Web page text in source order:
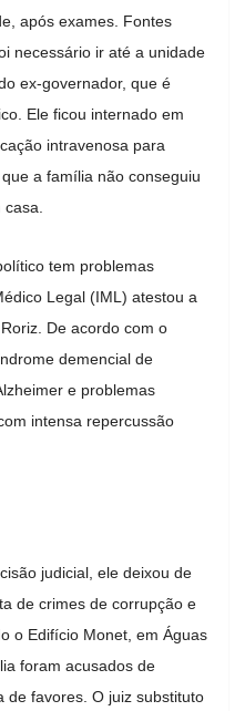
após exames. Fontes
necessário ir até a unidade
ex-governador, que é
Ele ficou internado em
intravenosa para
a família não conseguiu
tem problemas
Legal (IML) atestou a
De acordo com o
demencial de
e problemas
intensa repercussão
judicial, ele deixou de
de crimes de corrupção e
o Edifício Monet, em Águas
foram acusados de
de favores. O juiz substituto